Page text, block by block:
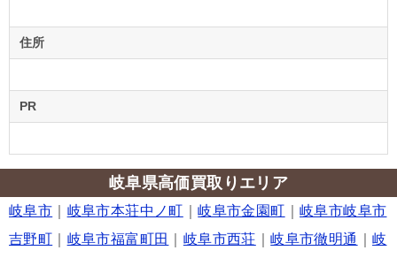
住所
PR
岐阜県高価買取りエリア
岐阜市 岐阜市本荘中ノ町 ｜岐阜市金園町 ｜岐阜市岐阜市
吉野町
岐阜市福富町田 岐阜市西荘 ｜岐阜市徹明通 ｜岐